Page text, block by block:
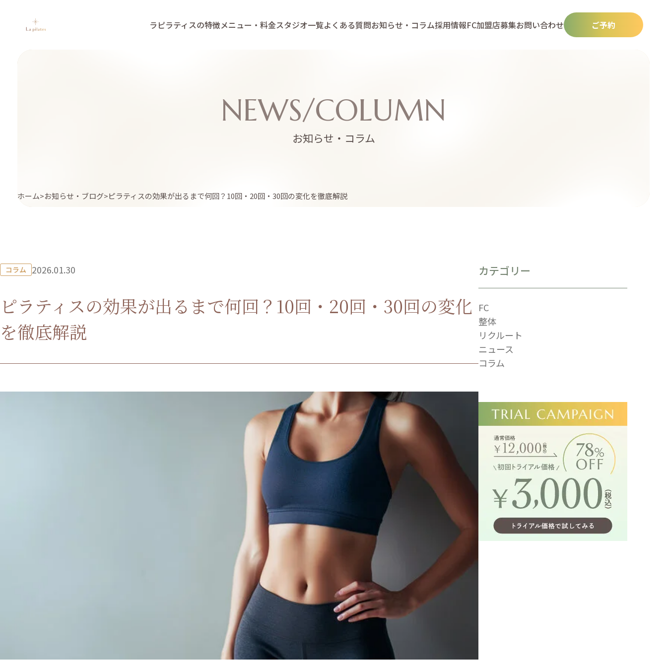
ラピラティスの特徴メニュー・料金スタジオ一覧よくある質問お知らせ・コラム採用情報FC加盟店募集お問い合わせ ご予約
NEWS/COLUMN
お知らせ・コラム
ホーム お知らせ・ブログ ピラティスの効果が出るまで何回？10回・20回・30回の変化を徹底解説
コラム 2026.01.30
ピラティスの効果が出るまで何回？10回・20回・30回の変化
を徹底解説
カテゴリー
FC
整体
リクルート
ニュース
コラム